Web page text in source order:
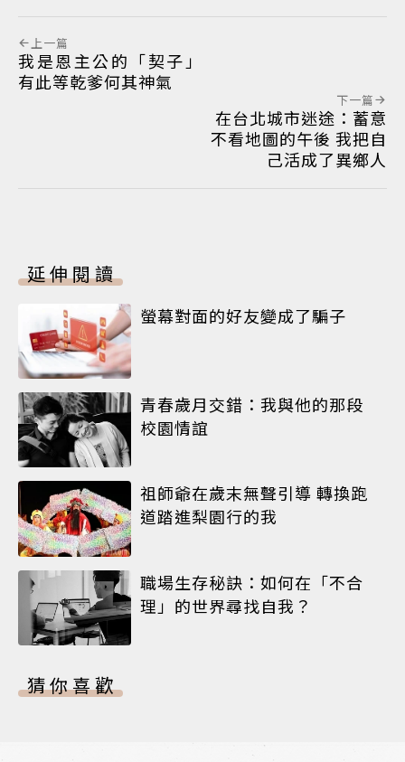
上一篇
我是恩主公的「契子」
有此等乾爹何其神氣
下一篇
在台北城市迷途：蓄意
不看地圖的午後 我把自
己活成了異鄉人
延伸閱讀
螢幕對面的好友變成了騙子
青春歲月交錯：我與他的那段
校園情誼
祖師爺在歲末無聲引導 轉換跑
道踏進梨園行的我
職場生存秘訣：如何在「不合
理」的世界尋找自我？
猜你喜歡